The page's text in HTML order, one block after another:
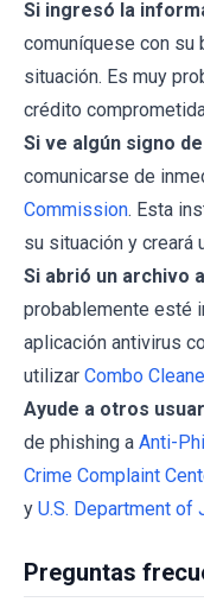
Si ingresó la
comuníquese con su
situación. Es muy
crédito
Si ve algún signo
comunicarse de
Commission. Esta
su situación y creará
Si abrió un archivo
probablemente esté
aplicación antivirus
utilizar Combo
Ayude a otros
de phishing a Anti-
Crime Complaint
y U.S. Department of
Preguntas